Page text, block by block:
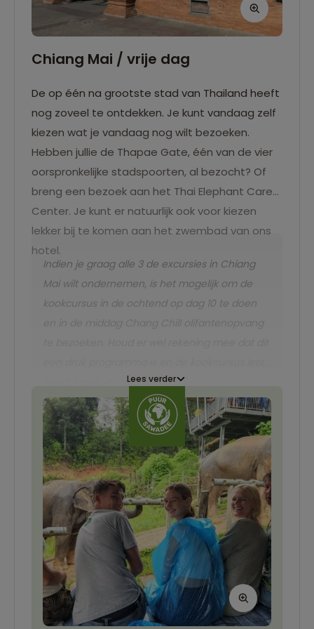
Chiang Mai / vrije dag
De op één na grootste stad van Thailand heeft
nog zoveel te ontdekken. Je kunt vandaag zelf
kiezen wat je vandaag nog wilt bezoeken.
Hebben jullie de Thapae Gate, één van de vier
oorspronkelijke stadspoorten, al bezocht? Of
breng een bezoek aan het Thai Elephant Care
Center. Je kunt er natuurlijk ook voor kiezen
lekker bij te komen aan het zwembad van ons
hotel.
Indien je graag alle 3 de excursies in Chiang
Mai wilt ondernemen, is het mogelijk om de
kookcursus in de ochtend op dag 10 te doen
Lees verder